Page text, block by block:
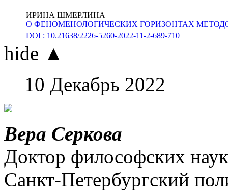
ИРИНА ШМЕРЛИНА
О ФЕНОМЕНОЛОГИЧЕСКИХ ГОРИЗОНТАХ
DOI : 10.21638/2226-5260-2022-11-2-689-710
hide ▲
10 Декабрь 2022
Вера Серкова
Доктор философских
Санкт-Петербургский